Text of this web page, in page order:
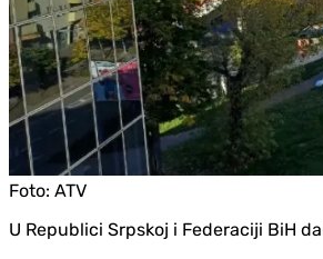
Foto: ATV
U Republici Srpskoj i Federaciji BiH